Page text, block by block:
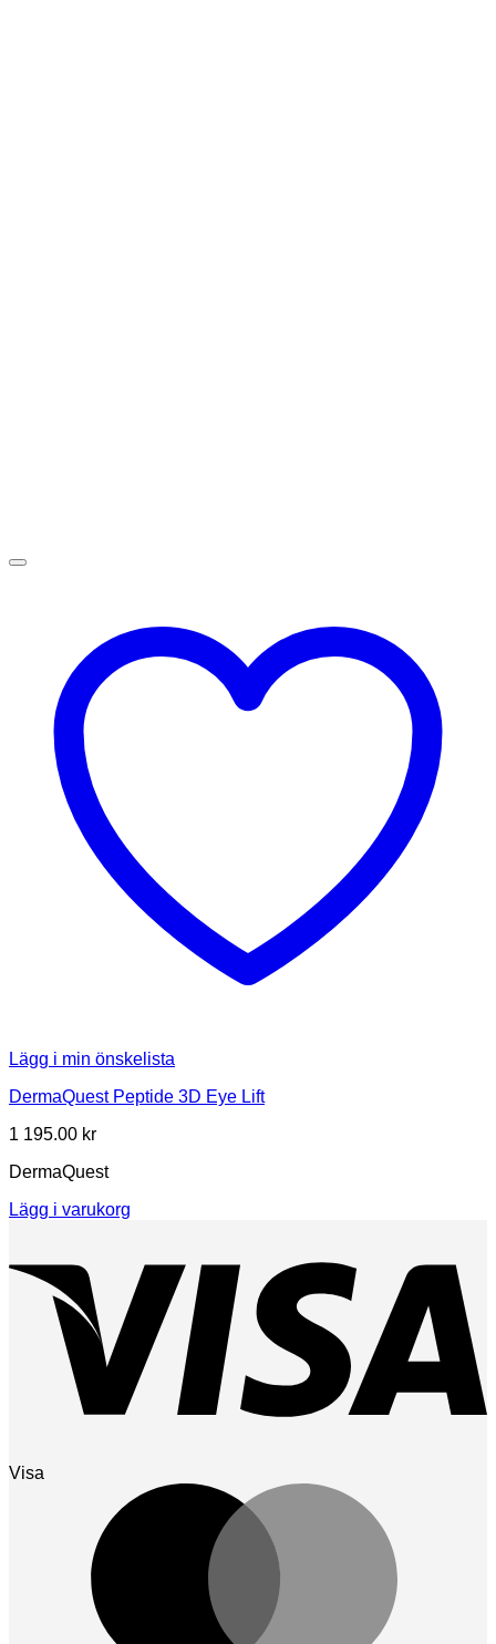
Lägg i min önskelista
DermaQuest Peptide 3D Eye Lift
1 195.00 kr
DermaQuest
Lägg i varukorg
Visa